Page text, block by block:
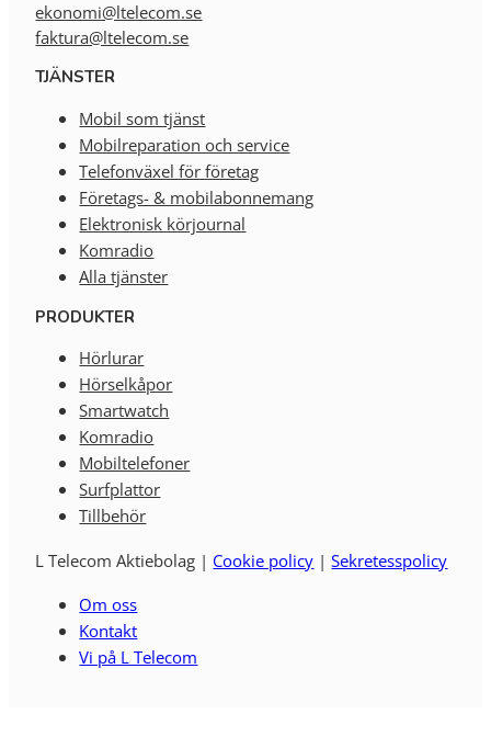
ekonomi@ltelecom.se
faktura@ltelecom.se
TJÄNSTER
Mobil som tjänst
Mobilreparation och service
Telefonväxel för företag
Företags- & mobilabonnemang
Elektronisk körjournal
Komradio
Alla tjänster
PRODUKTER
Hörlurar
Hörselkåpor
Smartwatch
Komradio
Mobiltelefoner
Surfplattor
Tillbehör
L Telecom Aktiebolag | Cookie policy |Sekretesspolicy
Om oss
Kontakt
Vi på L Telecom